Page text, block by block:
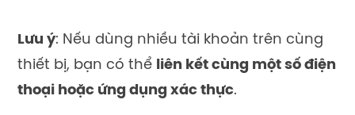
Lưu ý: Nếu dùng nhiều tài khoản trên cùng
thiết bị, bạn có thể liên kết cùng một số điện
thoại hoặc ứng dụng xác thực.